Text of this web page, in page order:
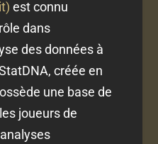
est connu
dans
des données à
créée en
une base de
joueurs de